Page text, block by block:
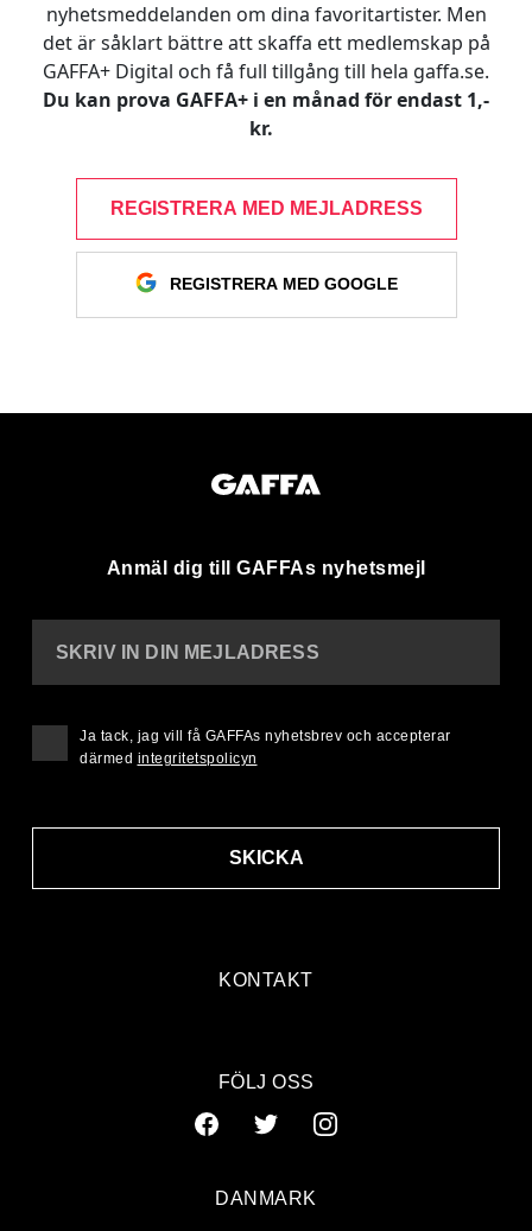
nyhetsmeddelanden om dina favoritartister. Men
det är såklart bättre att skaffa ett medlemskap på
GAFFA+ Digital och få full tillgång till hela gaffa.se.
Du kan prova GAFFA+ i en månad för endast 1,-
kr.
REGISTRERA MED MEJLADRESS
REGISTRERA MED GOOGLE
Anmäl dig till GAFFAs nyhetsmejl
KONTAKT
SKRIV IN DIN MEJLADRESS
SKICKA
Ja tack, jag vill få GAFFAs nyhetsbrev och accepterar
därmed integritetspolicyn
FÖLJ OSS
DANMARK